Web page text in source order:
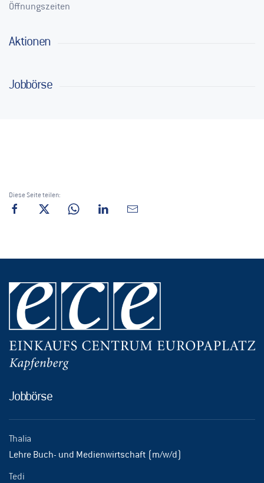
Öffnungszeiten
Aktionen
Jobbörse
Diese Seite teilen:
Jobbörse
Thalia
Lehre Buch- und Medienwirtschaft (m/w/d)
Tedi